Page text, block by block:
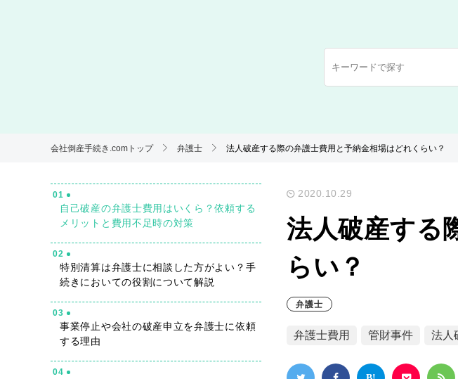
会社倒産手続き.comトップ 弁護士 法人破産する際の弁護士費用と予納金相場はどれくらい？
2020.10.29
法人破産する
らい？
弁護士
弁護士費用 管財事件 法人
01
自己破産の弁護士費用はいくら？依頼する
メリットと費用不足時の対策
02
特別清算は弁護士に相談した方がよい？手
続きにおいての役割について解説
03
事業停止や会社の破産申立を弁護士に依頼
する理由
04